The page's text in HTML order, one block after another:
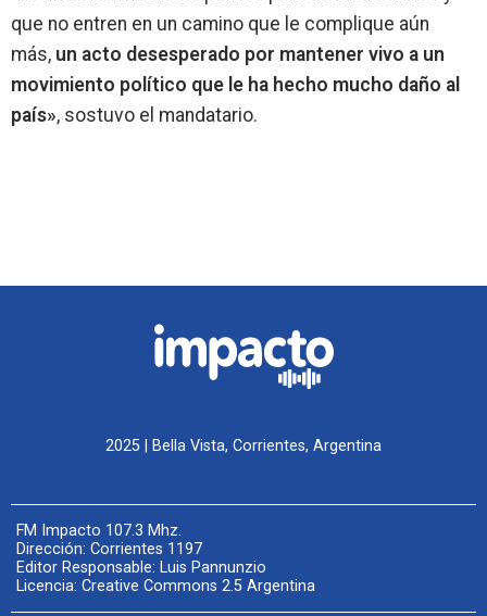
que no entren en un camino que le complique aún
más, un acto desesperado por mantener vivo a un
movimiento político que le ha hecho mucho daño al
país», sostuvo el mandatario.
2025 | Bella Vista, Corrientes, Argentina
FM Impacto 107.3 Mhz.
Dirección: Corrientes 1197
Editor Responsable: Luis Pannunzio
Licencia: Creative Commons 2.5 Argentina